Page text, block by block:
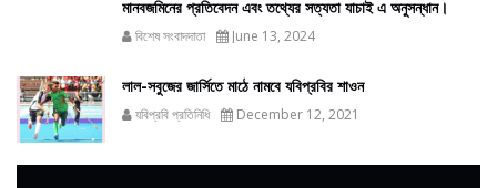
মানবজমিনের প্রতিবেদন এবং তথ্যের সত্যতা যাচাই এ অনুসন্ধান।
বিশেষ সংবাদদাতা June 13, 2024
লাল-সবুজের জার্সিতে মাঠে নামবে যবিপ্রবির শাওন
যবিপ্রবি প্রতিনিধি December 12, 2021